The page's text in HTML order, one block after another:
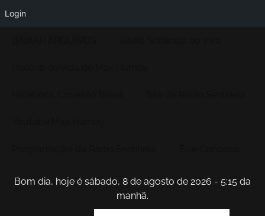
Bom dia, hoje é sábado, 8 de agosto de 2026 - 5:15 da
manhã.
Login